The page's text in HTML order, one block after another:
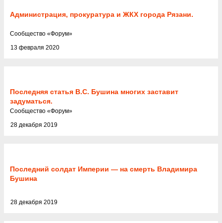
Администрация, прокуратура и ЖКХ города Рязани.
13 февраля 2020
Cообщество «Форум»
Последняя статья В.С. Бушина многих заставит
задуматься.
28 декабря 2019
Cообщество «Форум»
Последний солдат Империи — на смерть Владимира
Бушина
28 декабря 2019